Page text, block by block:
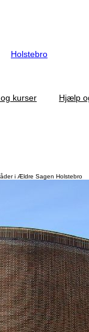
Holstebro
kurser Hjælp
i Ældre Sagen Holstebro